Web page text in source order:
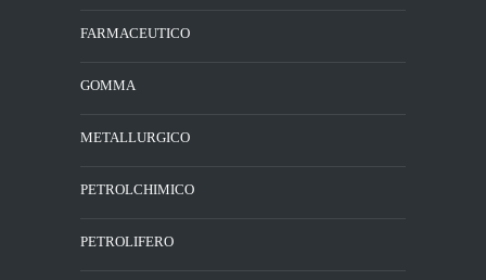
FARMACEUTICO
GOMMA
METALLURGICO
PETROLCHIMICO
PETROLIFERO